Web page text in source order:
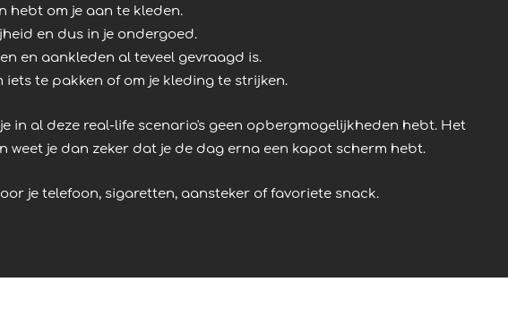
hebt om je aan te kleden.
en dus in je ondergoed.
en aankleden al teveel gevraagd is.
te pakken of om je kleding te strijken.
in al deze real-life scenario's geen opbergmogelijkheden hebt. Het
je dan zeker dat je de dag erna een kapot scherm hebt.
je telefoon, sigaretten, aansteker of favoriete snack.